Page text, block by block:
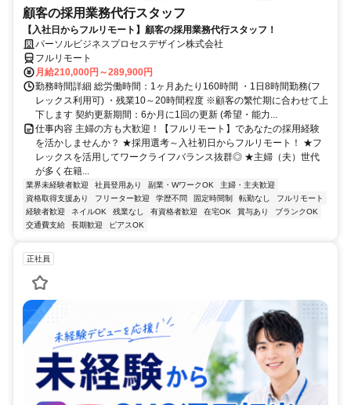
顧客の採用業務代行スタッフ
【入社日からフルリモート】顧客の採用業務代行スタッフ！
パーソルビジネスプロセスデザイン株式会社
フルリモート
月給210,000円～289,900円
勤務時間詳細 総労働時間：1ヶ月あたり160時間 ・1日8時間勤務(フ
レックス利用可) ・残業10～20時間程度 ※顧客の繁忙期に合わせて上
下します 契約更新期間：6か月に1回の更新 (希望・能力...
仕事内容 主婦の方も大歓迎！【フルリモート】であなたの採用経験
を活かしませんか？ ★採用選考～入社初日からフルリモート！ ★フ
レックスを活用してワークライフバランス抜群◎ ★主婦（夫）世代
が多く在籍...
業界未経験者歓迎 社員登用あり 副業・WワークOK
主婦・主夫歓迎
資格取得支援あり
フリーター歓迎 学歴不問 固定時間制 転勤なし
フルリモート
経験者歓迎
ネイルOK 残業なし 有資格者歓迎 在宅OK 賞与あり
ブランクOK
交通費支給
長期歓迎 ピアスOK
正社員